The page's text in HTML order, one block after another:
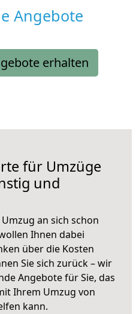
Angebote
erhalten
für Umzüge
und
an sich schon
Ihnen dabei
über die Kosten
Sie sich zurück – wir
Angebote für Sie, das
Ihrem Umzug von
kann.